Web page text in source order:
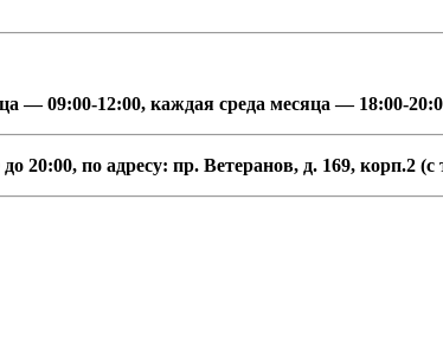
— 09:00-12:00, каждая среда месяца — 18:00-
20:00, по адресу: пр. Ветеранов, д. 169, корп.2 (с